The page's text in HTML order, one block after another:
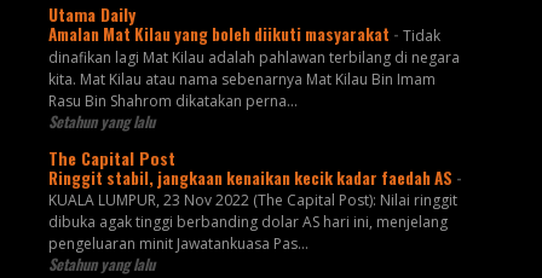
Utama Daily
Amalan Mat Kilau yang boleh diikuti masyarakat - Tidak
dinafikan lagi Mat Kilau adalah pahlawan terbilang di negara
kita. Mat Kilau atau nama sebenarnya Mat Kilau Bin Imam
Rasu Bin Shahrom dikatakan perna...
Setahun yang lalu
The Capital Post
Ringgit stabil, jangkaan kenaikan kecik kadar faedah AS -
KUALA LUMPUR, 23 Nov 2022 (The Capital Post): Nilai ringgit
dibuka agak tinggi berbanding dolar AS hari ini, menjelang
pengeluaran minit Jawatankuasa Pas...
Setahun yang lalu